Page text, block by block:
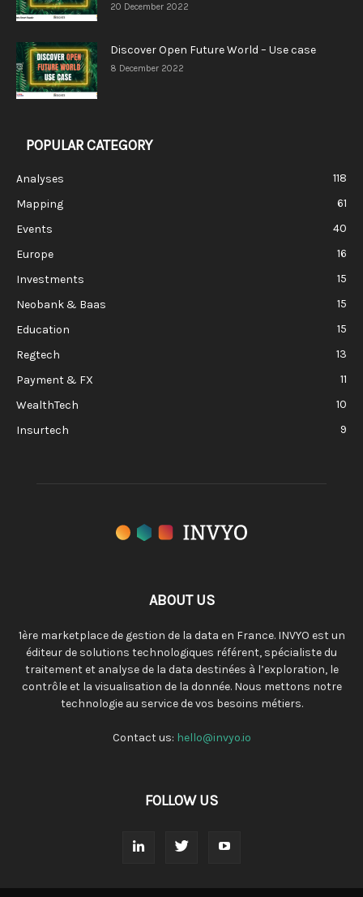
20 December 2022
Discover Open Future World – Use case
8 December 2022
POPULAR CATEGORY
Analyses
118
Mapping
61
Events
40
Europe
16
Investments
15
Neobank & Baas
15
Education
15
Regtech
13
Payment & FX
11
WealthTech
10
Insurtech
9
ABOUT US
1ère marketplace de gestion de la data en France. INVYO est un
éditeur de solutions technologiques référent, spécialiste du
traitement et analyse de la data destinées à l’exploration, le
contrôle et la visualisation de la donnée. Nous mettons notre
technologie au service de vos besoins métiers.
Contact us: hello@invyo.io
FOLLOW US